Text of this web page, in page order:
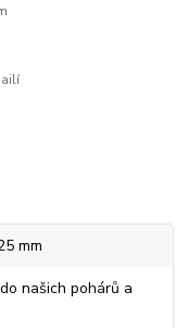
mm
našich pohárů a